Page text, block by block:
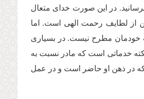
برسانید. در این صورت خدای متعال
از لطایف رحمت الهی است. اما
خودمان مطرح نیست. در بسیاری
خدماتی است که مادر نسبت به
در ذهن او حاضر است و در عمل